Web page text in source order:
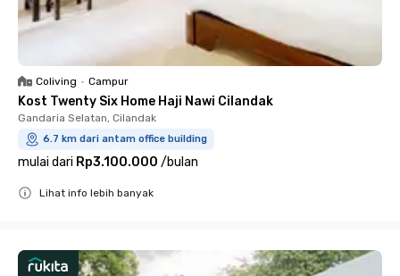
Coliving • Campur
Kost Twenty Six Home Haji Nawi Cilandak
Gandaria Selatan, Cilandak
6.7 km dari antam office building
mulai dari Rp3.100.000 /bulan
Lihat info lebih banyak